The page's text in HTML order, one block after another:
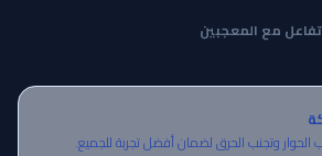
مع المعجبين
الحوار وتجنب الحرق لضمان أفضل تجربة للجميع.